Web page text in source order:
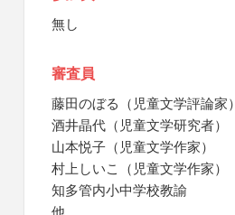
無し
審査員
藤田のぼる（児童文学評論家）
酒井晶代（児童文学研究者）
山本悦子（児童文学作家）
村上しいこ（児童文学作家）
知多管内小中学校教諭
他